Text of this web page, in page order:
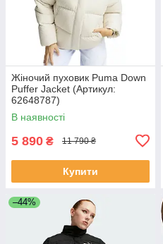
Жіночий пуховик Puma Down
Puffer Jacket (Артикул:
62648787)
В наявності
5 890 ₴ 11 790 ₴
Купити
–44%